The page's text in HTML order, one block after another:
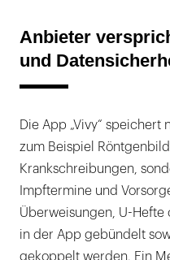
Anbieter
und
Die App „Vivy“
zum Beispiel
Krankschreibungen,
Impftermine und
Überweisungen, U-Hefte
in der App gebündelt
gekoppelt werden. Ein